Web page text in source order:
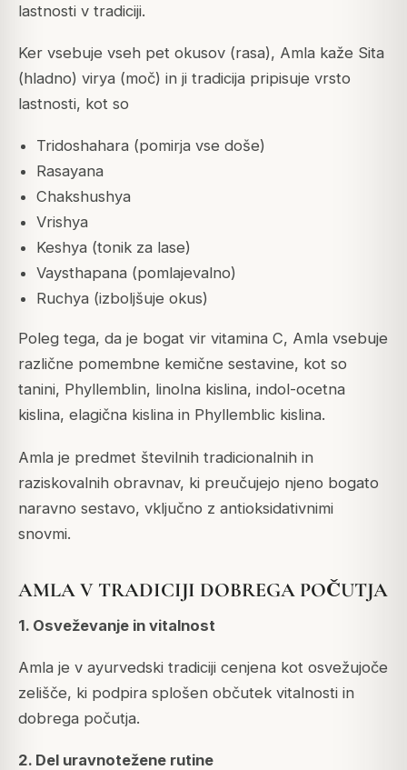
lastnosti v tradiciji.
Ker vsebuje vseh pet okusov (rasa), Amla kaže Sita
(hladno) virya (moč) in ji tradicija pripisuje vrsto
lastnosti, kot so
Tridoshahara (pomirja vse doše)
Rasayana
Chakshushya
Vrishya
Keshya (tonik za lase)
Vaysthapana (pomlajevalno)
Ruchya (izboljšuje okus)
Poleg tega, da je bogat vir vitamina C, Amla vsebuje
različne pomembne kemične sestavine, kot so
tanini, Phyllemblin, linolna kislina, indol-ocetna
kislina, elagična kislina in Phyllemblic kislina.
Amla je predmet številnih tradicionalnih in
raziskovalnih obravnav, ki preučujejo njeno bogato
naravno sestavo, vključno z antioksidativnimi
snovmi.
AMLA V TRADICIJI DOBREGA POČUTJA
1. Osveževanje in vitalnost
Amla je v ayurvedski tradiciji cenjena kot osvežujoče
zelišče, ki podpira splošen občutek vitalnosti in
dobrega počutja.
2. Del uravnotežene rutine